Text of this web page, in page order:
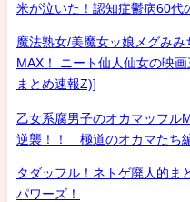
米が泣いた！認知症鬱病60代
魔法熟女/美魔女ッ娘メグみ
MAX！ ニート仙人仙女の映
まとめ速報Z)]
乙女系腐男子のオカマッフ
逆襲！！ 極道のオカマたち
タダッフル！ネトゲ廃人的ま
パワーズ！